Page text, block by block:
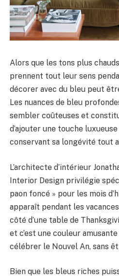
Alors que les tons plus
prennent tout leur sens
décorer avec du bleu peut
Les nuances de bleu
sembler coûteuses et
d’ajouter une touche
conservant sa longévité tout
L’architecte d’intérieur
Interior Design privilégie
paon foncé » pour les mois
apparaît pendant les
côté d’une table de
et c’est une couleur
célébrer le Nouvel An, sans
Bien que les bleus riches